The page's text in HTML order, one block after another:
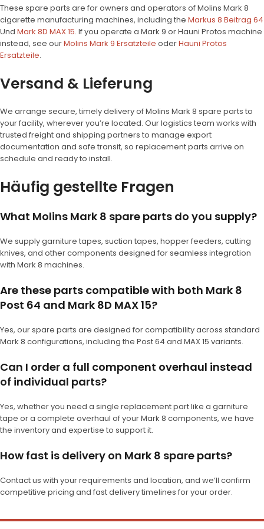
These spare parts are for owners and operators of Molins Mark 8
cigarette manufacturing machines, including the Markus 8 Beitrag 64
Und Mark 8D MAX 15. If you operate a Mark 9 or Hauni Protos machine
instead, see ourMolins Mark 9 Ersatzteile oderHauni Protos
Ersatzteile.
Versand & Lieferung
We arrange secure, timely delivery of Molins Mark 8 spare parts to
your facility, wherever you’re located. Our logistics team works with
trusted freight and shipping partners to manage export
documentation and safe transit, so replacement parts arrive on
schedule and ready to install.
Häufig gestellte Fragen
What Molins Mark 8 spare parts do you supply?
We supply garniture tapes, suction tapes, hopper feeders, cutting
knives, and other components designed for seamless integration
with Mark 8 machines.
Are these parts compatible with both Mark 8
Post 64 and Mark 8D MAX 15?
Yes, our spare parts are designed for compatibility across standard
Mark 8 configurations, including the Post 64 and MAX 15 variants.
Can I order a full component overhaul instead
of individual parts?
Yes, whether you need a single replacement part like a garniture
tape or a complete overhaul of your Mark 8 components, we have
the inventory and expertise to support it.
How fast is delivery on Mark 8 spare parts?
Contact us with your requirements and location, and we’ll confirm
competitive pricing and fast delivery timelines for your order.